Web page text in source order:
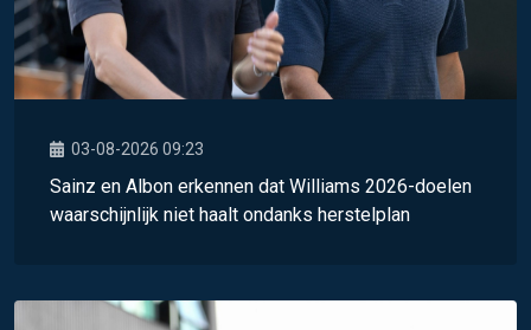
03-08-2026 09:23
Sainz en Albon erkennen dat Williams 2026-doelen
waarschijnlijk niet haalt ondanks herstelplan